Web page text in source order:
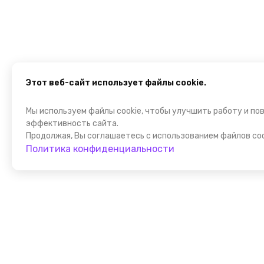
Этот веб-сайт использует файлы cookie.
Мы используем файлы cookie, чтобы улучшить работу и
эффективность сайта.
Продолжая, Вы соглашаетесь с использованием файлов
Политика конфиденциальности